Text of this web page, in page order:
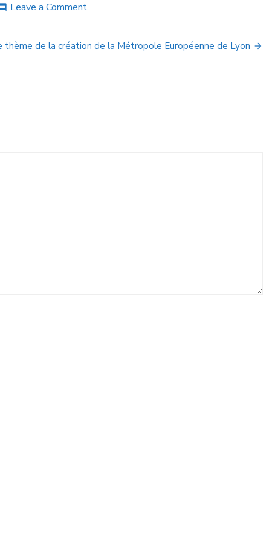
Leave a Comment
thème de la création de la Métropole Européenne de Lyon